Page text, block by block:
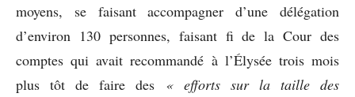
moyens, se faisant accompagner d’une délégation
d’environ 130 personnes, faisant fi de la Cour des
comptes qui avait recommandé à l’Élysée trois mois
plus tôt de faire des « efforts sur la taille des